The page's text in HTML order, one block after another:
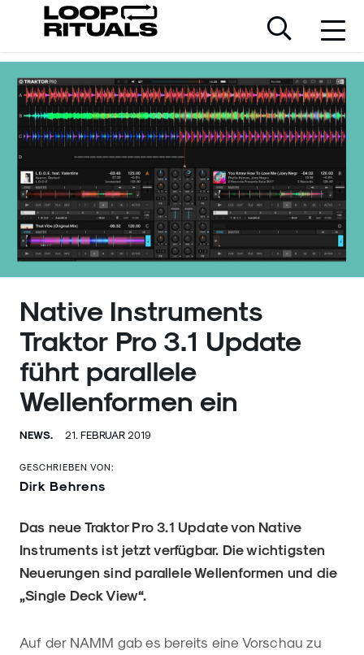
Native Instruments
Traktor Pro 3.1 Update
führt parallele
Wellenformen ein
NEWS. 21. FEBRUAR 2019
GESCHRIEBEN VON:
Dirk Behrens
Das neue Traktor Pro 3.1 Update von Native
Instruments ist jetzt verfügbar. Die wichtigsten
Neuerungen sind parallele Wellenformen und die
„Single Deck View“.
Auf der NAMM gab es bereits eine Vorschau zu